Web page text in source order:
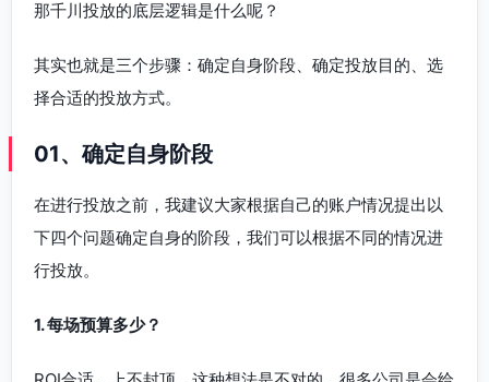
那千川投放的底层逻辑是什么呢？
其实也就是三个步骤：确定自身阶段、确定投放目的、选
择合适的投放方式。
01、确定自身阶段
在进行投放之前，我建议大家根据自己的账户情况提出以
下四个问题确定自身的阶段，我们可以根据不同的情况进
行投放。
1. 每场预算多少？